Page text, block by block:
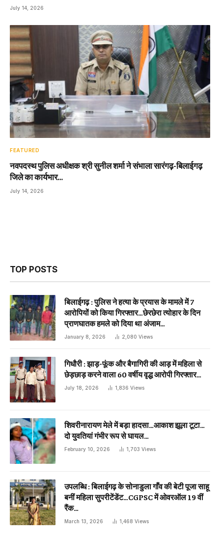
July 14, 2026
FEATURED
नवपदस्थ पुलिस अधीक्षक श्री सुनील शर्मा ने संभाला सारंगढ़-बिलाईगढ़
जिले का कार्यभार…
July 14, 2026
TOP POSTS
बिलाईगढ़ : पुलिस ने हत्या के प्रयास के मामले में 7
आरोपियों को किया गिरफ्तार…छेरछेरा त्योहार के दिन
प्राणघातक हमले को दिया था अंजाम…
January 8, 2026 2,080 Views
गिधौरी : झाड़-फूंक और बैगागिरी की आड़ में महिला से
छेड़छाड़ करने वाला 60 वर्षीय वृद्ध आरोपी गिरफ्तार…
July 18, 2026 1,836 Views
शिवरीनारायण मेले में बड़ा हादसा…आकाश झूला टूटा…
दो युवतियां गंभीर रूप से घायल…
February 10, 2026 1,703 Views
उपलब्धि : बिलाईगढ़ के सोनाडुला गाँव की बेटी पूजा साहू
बनीं महिला सुपरीटेंडेंट…CGPSC में ओवरऑल 19 वीं
रैंक…
March 13, 2026 1,468 Views